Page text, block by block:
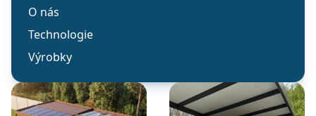
O nás
Technologie
Výrobky